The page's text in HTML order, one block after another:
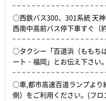
○西鉄バス300、301系統 天
西南中高前バス停下車すぐ（
○タクシー「百道浜（ももち
ート・福岡」とお伝え下さい。
○車,都市高速百道ランプよ
側）をご利用ください。(フ